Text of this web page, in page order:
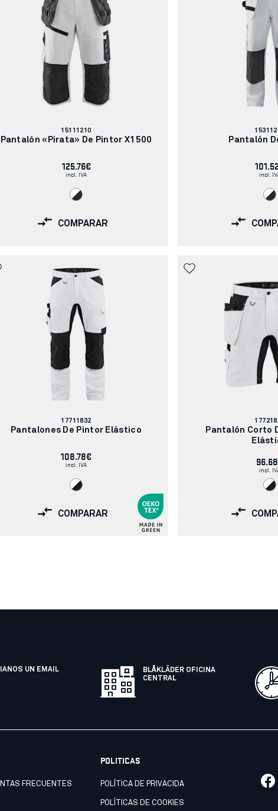
Número
de
artículo:
15111210
Pantalón «Pirata» De Pintor X1500
125.76€
incl. IVA
COMPARAR
de
Pantalón
incl.
Número
de
artículo:
17711832
Pantalones De Pintor Elástico
108.78€
incl. IVA
COMPARAR
Pantalón Corto
incl.
UN EMAIL
BLÅKLÄDER OFICINA
CENTRAL
FRECUENTES
POLITICAS
POLÍTICA DE PRIVACIDA
POLÍTICAS DE COOKIES